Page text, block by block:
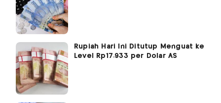
Rupiah Hari Ini Ditutup Menguat ke
Level Rp17.933 per Dolar AS